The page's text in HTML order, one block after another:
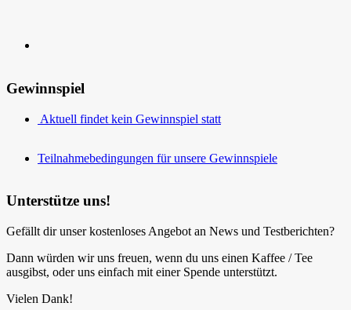
Gewinnspiel
Aktuell findet kein Gewinnspiel statt
Teilnahmebedingungen für unsere Gewinnspiele
Unterstütze uns!
Gefällt dir unser kostenloses Angebot an News und Testberichten?
Dann würden wir uns freuen, wenn du uns einen Kaffee / Tee
ausgibst, oder uns einfach mit einer Spende unterstützt.
Vielen Dank!